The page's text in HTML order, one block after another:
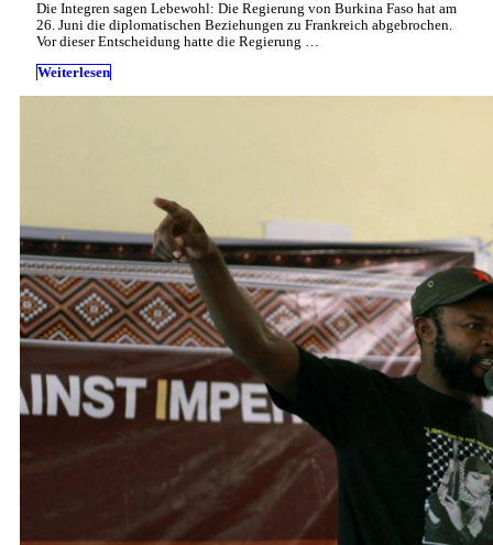
Die Integren sagen Lebewohl: Die Regierung von Burkina Faso hat am
26. Juni die diplomatischen Beziehungen zu Frankreich abgebrochen.
Vor dieser Entscheidung hatte die Regierung …
Weiterlesen